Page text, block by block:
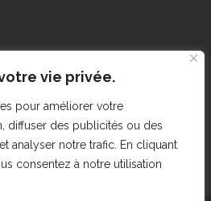
vie privée.
pour améliorer votre
diffuser des publicités ou des
analyser notre trafic. En cliquant
consentez à notre utilisation
found